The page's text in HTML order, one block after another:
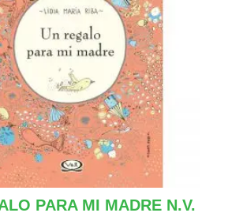
PARA MI MADRE N.V.